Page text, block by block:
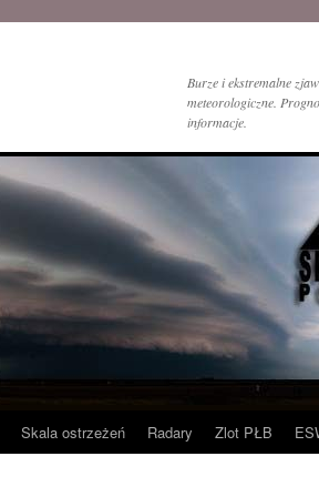
Burze i ekstremalne
meteorologiczne.
informacje.
Skala ostrzeżeń Radary Zlot PŁB